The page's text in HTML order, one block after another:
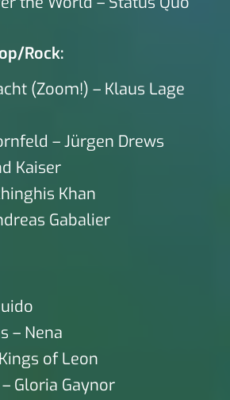
Rock:
(Zoom!) – Klaus Lage
– Jürgen Drews
Kaiser
Khan
Gabalier
– Nena
of Leon
Gloria Gaynor